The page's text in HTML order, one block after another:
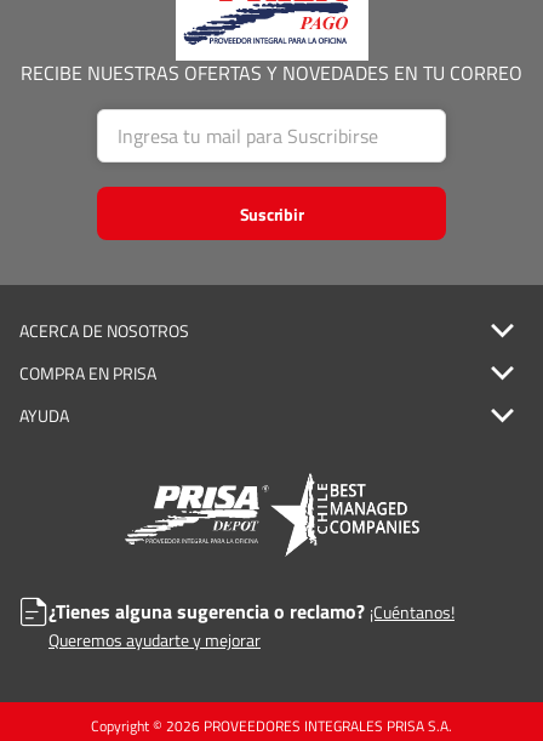
RECIBE NUESTRAS OFERTAS Y NOVEDADES EN TU CORREO
Suscribir
ACERCA DE NOSOTROS
COMPRA EN PRISA
AYUDA
¿Tienes alguna sugerencia o reclamo? ¡Cuéntanos!
Queremos ayudarte y mejorar
Copyright © 2026 PROVEEDORES INTEGRALES PRISA S.A.